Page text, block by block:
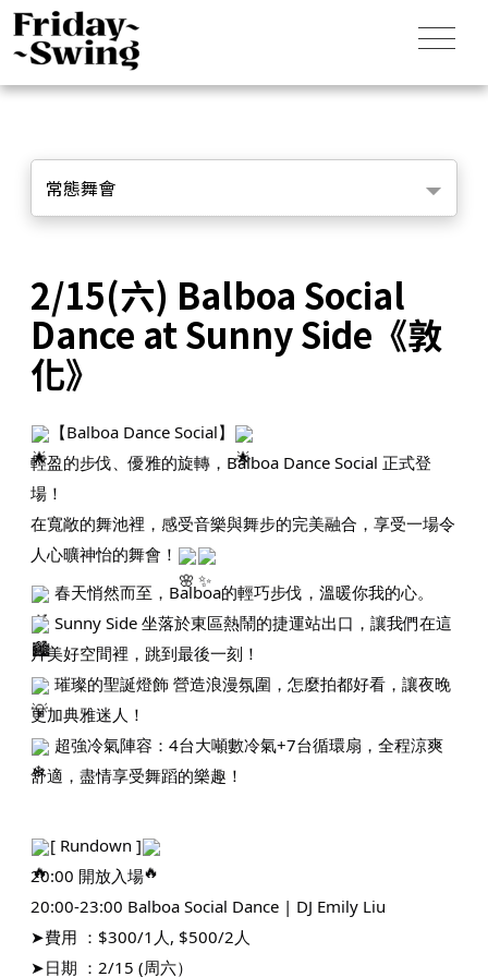
常態舞會
2/15(六) Balboa Social
Dance at Sunny Side《敦
化》
【Balboa Dance Social】
輕盈的步伐、優雅的旋轉，Balboa Dance Social 正式登
場！
在寬敞的舞池裡，感受音樂與舞步的完美融合，享受一場令
人心曠神怡的舞會！
春天悄然而至，Balboa的輕巧步伐，溫暖你我的心。
Sunny Side 坐落於東區熱鬧的捷運站出口，讓我們在這
片美好空間裡，跳到最後一刻！
璀璨的聖誕燈飾 營造浪漫氛圍，怎麼拍都好看，讓夜晚
更加典雅迷人！
超強冷氣陣容：4台大噸數冷氣+7台循環扇，全程涼爽
舒適，盡情享受舞蹈的樂趣！
[ Rundown ]
20:00 開放入場
20:00-23:00 Balboa Social Dance | DJ Emily Liu
➤費用 ：$300/1人, $500/2人
➤日期 ：2/15 (周六）